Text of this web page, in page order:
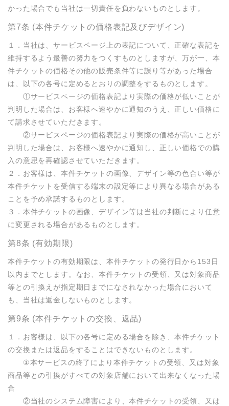
かった場合でも当社は一切責任を負わないものとします。
第7条 (本件チケットの価格表記及びデザイン)
１．当社は、サービスページ上の表記について、正確な表記を
維持するよう最善の努力をつくすものとしますが、万が一、本
件チケットの価格その他の販売条件等に誤り等があった場合
は、以下の各号に定めるとおりの調整をするものとします。
①サービスページの価格表記より実際の価格が低いことが
判明した場合は、お客様へ速やかに通知のうえ、正しい価格に
て請求させていただきます。
②サービスページの価格表記より実際の価格が高いことが
判明した場合は、お客様へ速やかに通知し、正しい価格での購
入の意思を再確認させていただきます。
２．お客様は、本件チケットの画像、デザイン等の色合い等が
本件チケットを受信する端末の設定等により異なる場合がある
ことを予め承諾するものとします。
３．本件チケットの画像、デザイン等は当社の判断により任意
に変更される場合があるものとします。
第8条 (有効期限)
本件チケットの有効期限は、本件チケットの発行日から153日
以内までとします。なお、本件チケットの受領、又は対象商品
等との引換えが指定期日までになされなかった場合において
も、当社は返金しないものとします。
第9条 (本件チケットの交換、返品)
１．お客様は、以下の各号に定める場合を除き、本件チケット
の交換または返品をすることはできないものとします。
①本サービスの終了により本件チケットの受領、又は対象
商品等との引換がすべての対象店舗において出来なくなった場
合
②当社のシステム障害により、本件チケットの受領、又は